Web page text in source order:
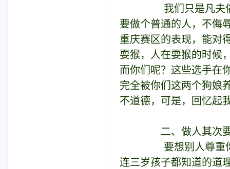
我们只是凡夫俗子
要做个普通的人，不侮
重庆赛区的表现，能对
耍猴，人在耍猴的时候
而你们呢？这些选手在
完全被你们这两个狗娘
不道德，可是，回忆起
二、做人其次要
要想别人尊重你，
连三岁孩子都知道的道